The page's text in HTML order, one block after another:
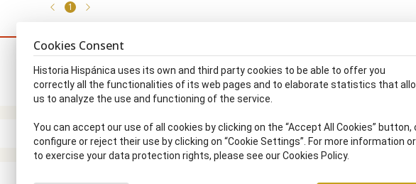
1
Diplomático, ca
Cookies Consent
Historia Hispánica uses its own and third party cookies to be able to offer you
correctly all the functionalities of its web pages and to elaborate statistics that
us to analyze the use and functioning of the service.
You can accept our use of all cookies by clicking on the “Accept All Cookies” button,
configure or reject their use by clicking on “Cookie Settings”. For more information or
to exercise your data protection rights, please see our Cookies Policy.